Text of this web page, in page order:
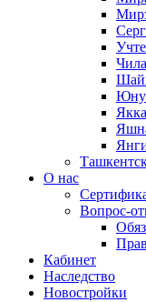
О нас
Вопрос-
Кабинет
Наследство
Новостройки